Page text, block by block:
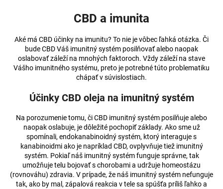
CBD a imunita
Aké má CBD účinky na imunitu? To nie je vôbec ľahká otázka. Či
bude CBD Váš imunitný systém posilňovať alebo naopak
oslabovať záleží na mnohých faktoroch. Vždy záleží na stave
Vášho imunitného systému, preto je potrebné túto problematiku
chápať v súvislostiach.
Účinky CBD oleja na imunitný systém
Na porozumenie tomu, či CBD imunitný systém posilňuje alebo
naopak oslabuje, je dôležité pochopiť základy. Ako sme už
spomínali, endokanabinoidný systém, ktorý interaguje s
kanabinoidmi ako je napríklad CBD, ovplyvňuje tiež imunitný
systém. Pokiaľ náš imunitný systém funguje správne, tak
umožňuje telu bojovať s chorobami a udržuje homeostázu
(rovnováhu) zdravia. V prípade, že náš imunitný systém nefunguje
tak, ako by mal, zápalová reakcia v tele sa spúšťa príliš ľahko a
b
j
s